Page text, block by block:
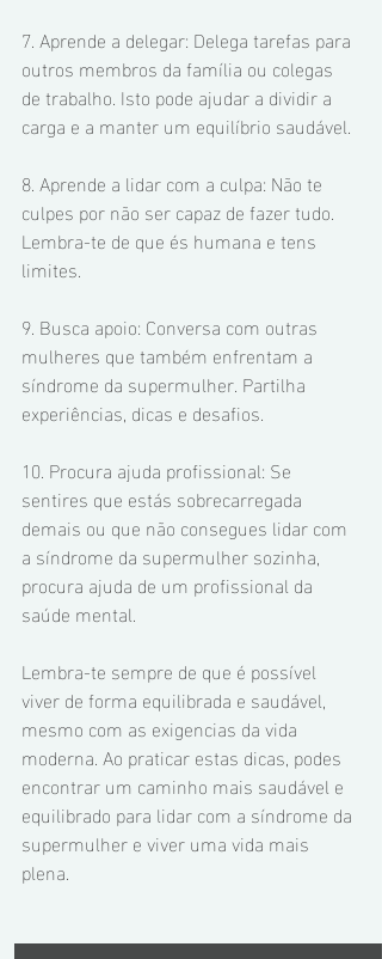
7. Aprende a delegar: Delega tarefas para
outros membros da família ou colegas
de trabalho. Isto pode ajudar a dividir a
carga e a manter um equilíbrio saudável.
8. Aprende a lidar com a culpa: Não te
culpes por não ser capaz de fazer tudo.
Lembra-te de que és humana e tens
limites.
9. Busca apoio: Conversa com outras
mulheres que também enfrentam a
síndrome da supermulher. Partilha
experiências, dicas e desafios.
10. Procura ajuda profissional: Se
sentires que estás sobrecarregada
demais ou que não consegues lidar com
a síndrome da supermulher sozinha,
procura ajuda de um profissional da
saúde mental.
Lembra-te sempre de que é possível
viver de forma equilibrada e saudável,
mesmo com as exigencias da vida
moderna. Ao praticar estas dicas, podes
encontrar um caminho mais saudável e
equilibrado para lidar com a síndrome da
supermulher e viver uma vida mais
plena.